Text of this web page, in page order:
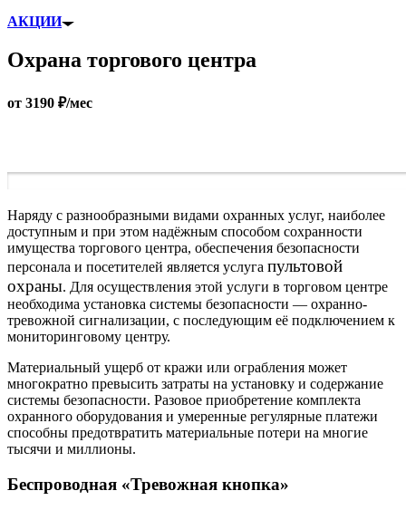
АКЦИИ
Охрана торгового центра
от 3190 ₽/мес
Наряду с разнообразными видами охранных услуг, наиболее
доступным и при этом надёжным способом сохранности
имущества торгового центра, обеспечения безопасности
персонала и посетителей является услуга пультовой
охраны. Для осуществления этой услуги в торговом центре
необходима установка системы безопасности — охранно-
тревожной сигнализации, с последующим её подключением к
мониторинговому центру.
Материальный ущерб от кражи или ограбления может
многократно превысить затраты на установку и содержание
системы безопасности. Разовое приобретение комплекта
охранного оборудования и умеренные регулярные платежи
способны предотвратить материальные потери на многие
тысячи и миллионы.
Беспроводная «Тревожная кнопка»